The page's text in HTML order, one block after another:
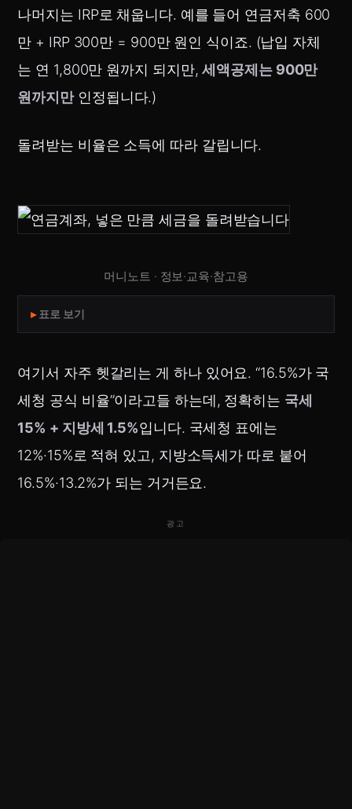
나머지는 IRP로 채웁니다. 예를 들어 연금저축 600
만 + IRP 300만 = 900만 원인 식이죠. (납입 자체
는 연 1,800만 원까지 되지만,세액공제는 900만
원까지만인정됩니다.)
돌려받는 비율은 소득에 따라 갈립니다.
머니노트 · 정보·교육·참고용
표로 보기
여기서 자주 헷갈리는 게 하나 있어요. “16.5%가 국
세청 공식 비율”이라고들 하는데, 정확히는 국세
15% + 지방세 1.5%입니다. 국세청 표에는
12%·15%로 적혀 있고, 지방소득세가 따로 붙어
16.5%·13.2%가 되는 거거든요.